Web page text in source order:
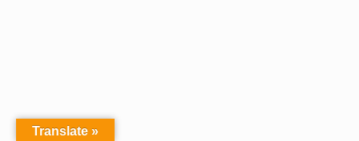
Translate »